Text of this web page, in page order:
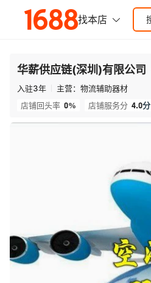
华薪供应链(深圳)有限公司
入驻3年 主营： 物流辅助器材
店铺回头率 0% 店铺服务分 4.0分